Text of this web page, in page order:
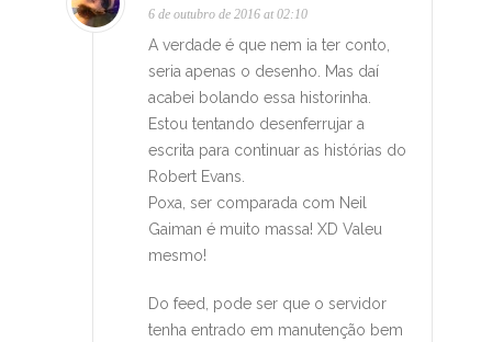
6 de outubro de 2016 at 02:10
A verdade é que nem ia ter conto,
seria apenas o desenho. Mas daí
acabei bolando essa historinha.
Estou tentando desenferrujar a
escrita para continuar as histórias do
Robert Evans.
Poxa, ser comparada com Neil
Gaiman é muito massa! XD Valeu
mesmo!
Do feed, pode ser que o servidor
tenha entrado em manutenção bem